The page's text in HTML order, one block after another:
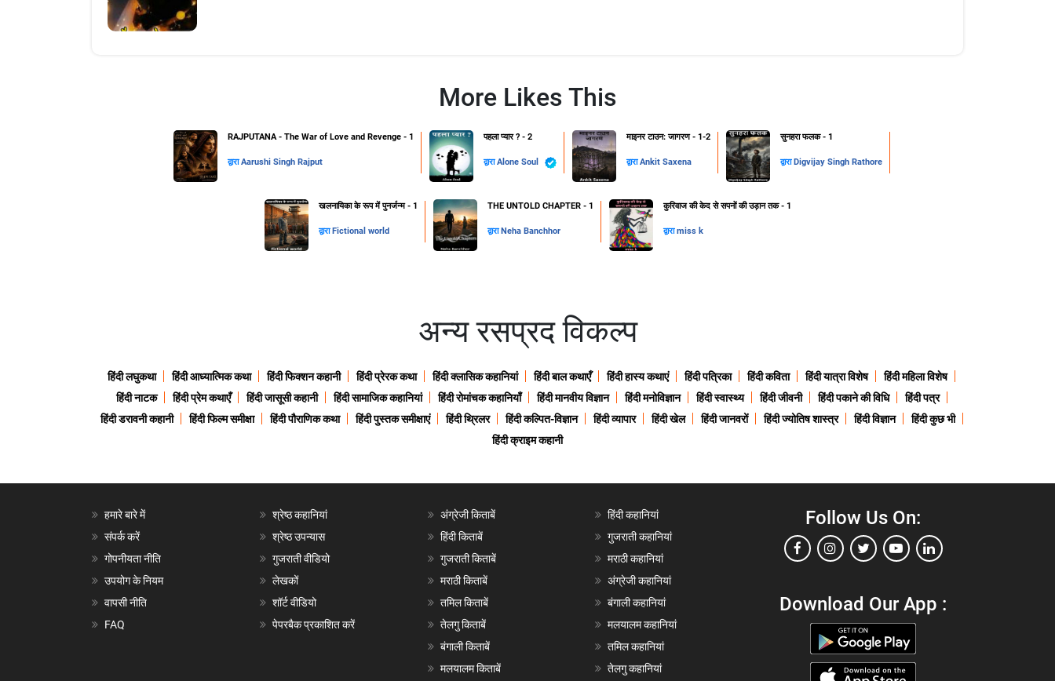
More Likes This
RAJPUTANA - The War of Love and Revenge - 1
द्वाराAarushi Singh Rajput
पहला प्यार ? - 2
द्वाराAlone Soul
माइनर टाउन: जागरण - 1-2
द्वाराAnkit Saxena
सुनहरा फलक - 1
द्वारा Digvijay Singh Rathore
खलनायिका के रूप में पुनर्जन्म - 1
द्वारा Fictional world
THE UNTOLD CHAPTER - 1
द्वारा Neha Banchhor
कुरिवाज की केद से सपनों की उड़ान तक - 1
द्वाराmiss k
अन्य रसप्रद विकल्प
हिंदी लघुकथा हिंदी आध्यात्मिक कथा हिंदी फिक्शन कहानी हिंदी प्रेरक कथा हिंदी क्लासिक कहानियां हिंदी बाल कथाएँ हिंदी हास्य कथाएं हिंदी पत्रिका हिंदी कविता हिंदी यात्रा विशेष
हिंदी महिला विशेष
हिंदी नाटक
हिंदी प्रेम कथाएँ हिंदी जासूसी कहानी हिंदी सामाजिक कहानियां हिंदी रोमांचक कहानियाँ हिंदी मानवीय विज्ञान हिंदी मनोविज्ञान हिंदी स्वास्थ्य हिंदी जीवनी हिंदी पकाने की विधि
हिंदी पत्र
हिंदी डरावनी कहानी
हिंदी फिल्म समीक्षा हिंदी पौराणिक कथा हिंदी पुस्तक समीक्षाएं हिंदी थ्रिलर हिंदी कल्पित-विज्ञान हिंदी व्यापार हिंदी खेल हिंदी जानवरों हिंदी ज्योतिष शास्त्र हिंदी विज्ञान
हिंदी कुछ भी
हिंदी क्राइम कहानी
हमारे बारे में
संपर्क करें
गोपनीयता नीति
उपयोग के नियम
वापसी नीति
FAQ
श्रेष्ठ कहानियां
श्रेष्ठ उपन्यास
गुजराती वीडियो
लेखकों
शॉर्ट वीडियो
पेपरबैक प्रकाशित करें
अंग्रेजी किताबें
हिंदी किताबें
गुजराती किताबें
मराठी किताबें
तमिल किताबें
तेलगु किताबें
बंगाली किताबें
मलयालम किताबें
हिंदी कहानियां
गुजराती कहानियां
मराठी कहानियां
अंग्रेजी कहानियां
बंगाली कहानियां
मलयालम कहानियां
तमिल कहानियां
तेलगु कहानियां
Follow Us On:
Download Our App :